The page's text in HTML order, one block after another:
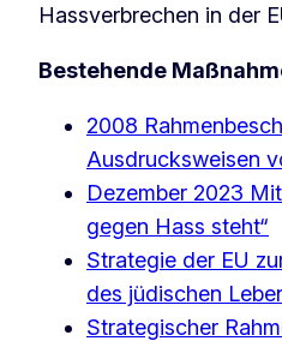
Hassverbrechen in der
Bestehende
2008
Ausdrucksweisen
Dezember 2023
gegen Hass steht“
Strategie der EU
des jüdischen
Strategischer